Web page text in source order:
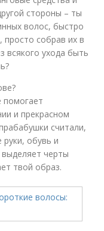
стороны – ты
волос, быстро
просто собрав их в
всякого ухода быть
помогает
и прекрасном
считали,
обувь и
черты
твой образ.